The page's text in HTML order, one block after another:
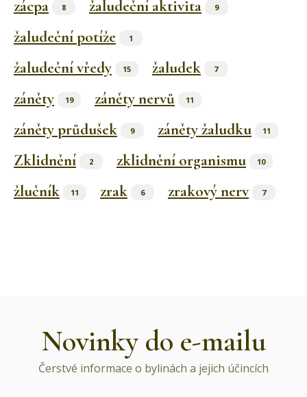
zácpa 8 žaludeční aktivita 9
žaludeční potíže 1
žaludeční vředy 15 žaludek 7
záněty 19 záněty nervů 11
záněty průdušek 9 záněty žaludku 11
Zklidnění 2 zklidnění organismu 10
žlučník 11 zrak 6 zrakový nerv 7
Novinky do e-mailu
Čerstvé informace o bylinách a jejich účincích